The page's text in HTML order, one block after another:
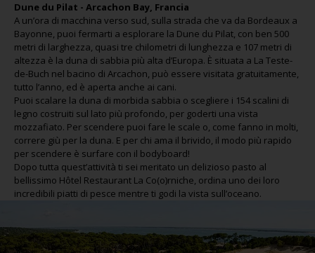
Dune du Pilat - Arcachon Bay, Francia
A un’ora di macchina verso sud, sulla strada che va da Bordeaux a
Bayonne, puoi fermarti a esplorare la Dune du Pilat, con ben 500
metri di larghezza, quasi tre chilometri di lunghezza e 107 metri di
altezza è la duna di sabbia più alta d’Europa. È situata a La Teste-
de-Buch nel bacino di Arcachon, può essere visitata gratuitamente,
tutto l’anno, ed è aperta anche ai cani.
Puoi scalare la duna di morbida sabbia o scegliere i 154 scalini di
legno costruiti sul lato più profondo, per goderti una vista
mozzafiato. Per scendere puoi fare le scale o, come fanno in molti,
correre giù per la duna. E per chi ama il brivido, il modo più rapido
per scendere è surfare con il bodyboard!
Dopo tutta quest’attività ti sei meritato un delizioso pasto al
bellissimo Hôtel Restaurant La Co(o)rniche, ordina uno dei loro
incredibili piatti di pesce mentre ti godi la vista sull’oceano.